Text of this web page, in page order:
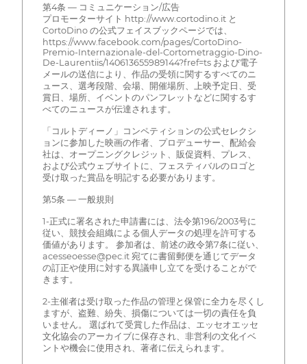
第4条 — コミュニケーション/広告
プロモーターサイト http://www.cortodino.it と
CortoDino の公式フェイスブックページでは、
https://www.facebook.com/pages/CortoDino-
Premio-Internazionale-del-Cortometraggio-Dino-
De-Laurentiis/140613655989144?fref=ts および電子
メールの送信により、作品の受領に関するすべてのニ
ュース、選考段階、会場、開催場所、上映予定日、受
賞日、場所、イベントのパンフレットなどに関するす
べてのニュースが伝達されます。
「コルトディーノ」コンペティションの公式セレクシ
ョンに参加した映画の作者、プロデューサー、配給会
社は、オープニングクレジット、販促資料、プレス、
および公式ウェブサイトに、フェスティバルのロゴと
受け取った賞品を明記する必要があります。
第5条 — 一般規則
1-正式に署名された申請書には、法令第196/2003号に
従い、競技会組織による個人データの処理を許可する
価値があります。 参加者は、前述の政令第7条に従い、
acesseoesse@pec.it 宛てに書留郵便を通じてデータ
の訂正や使用に対する異議申し立てを受けることがで
きます。
2-主催者は受け取った作品の管理と保管に全力を尽くし
ますが、盗難、紛失、損傷については一切の責任を負
いません。 選ばれて受賞した作品は、エッセオエッセ
文化協会のアーカイブに保存され、非営利の文化イベ
ントや機会に使用され、著者に伝えられます。